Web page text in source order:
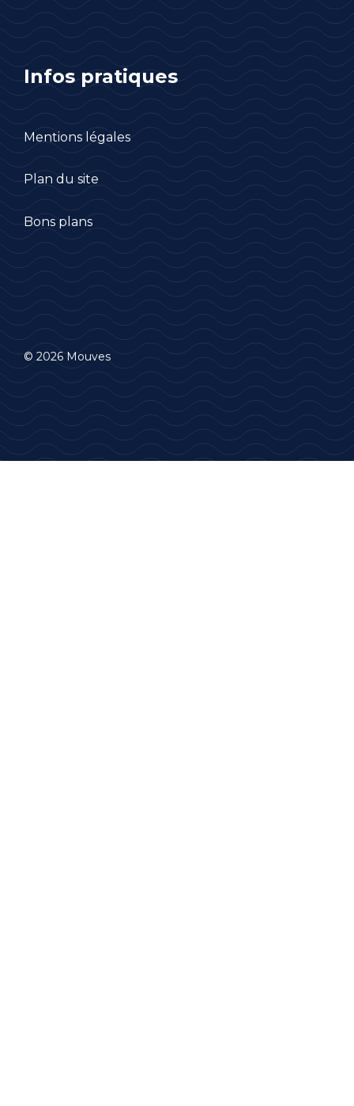
Infos pratiques
Mentions légales
Plan du site
Bons plans
© 2026 Mouves